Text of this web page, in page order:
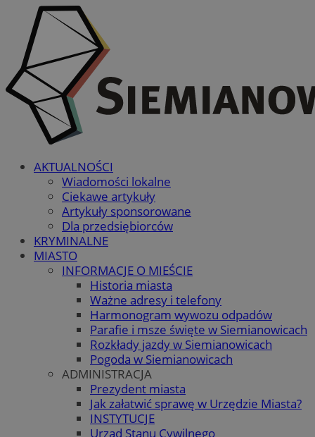
AKTUALNOŚCI
Wiadomości lokalne
Ciekawe artykuły
Artykuły sponsorowane
Dla przedsiębiorców
KRYMINALNE
MIASTO
INFORMACJE O MIEŚCIE
Historia miasta
Ważne adresy i telefony
Harmonogram wywozu odpadów
Parafie i msze święte w Siemianowicach
Rozkłady jazdy w Siemianowicach
Pogoda w Siemianowicach
ADMINISTRACJA
Prezydent miasta
Jak załatwić sprawę w Urzędzie Miasta?
INSTYTUCJE
Urząd Stanu Cywilnego